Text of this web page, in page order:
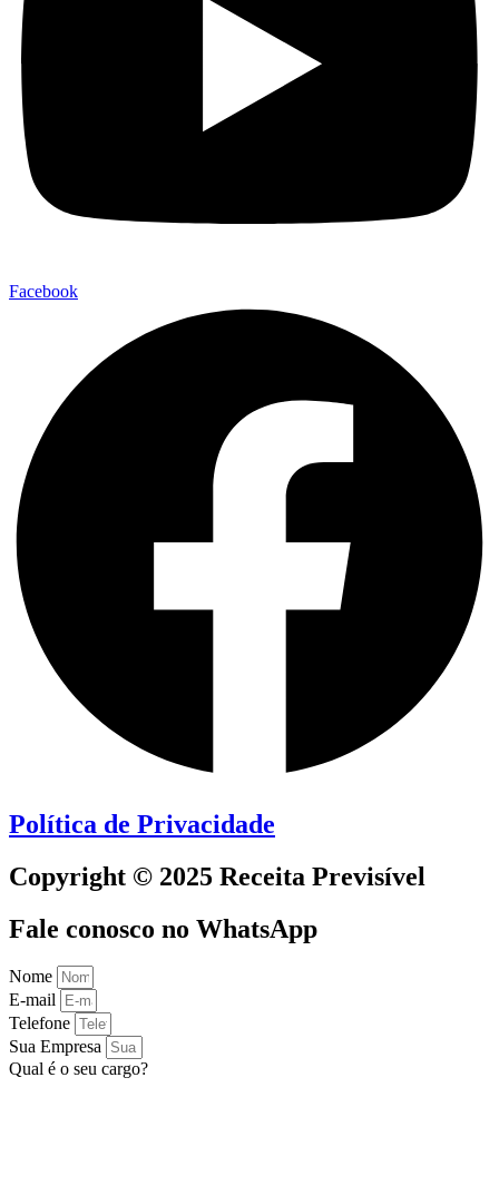
Facebook
Política de Privacidade
Copyright © 2025 Receita Previsível
Fale conosco no WhatsApp
Nome
E-mail
Telefone
Sua Empresa
Qual é o seu cargo?